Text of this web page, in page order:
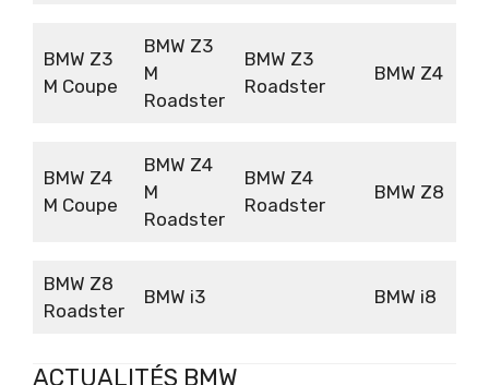
BMW Z3
M Coupe
BMW Z3
M
Roadster
BMW Z3
Roadster
BMW Z4
BMW Z4
M Coupe
BMW Z4
M
Roadster
BMW Z4
Roadster
BMW Z8
BMW Z8
Roadster
BMW i3 BMW i8
ACTUALITÉS BMW